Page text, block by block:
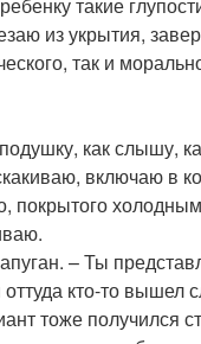
из укрытия,
так и
как слышу,
включаю в
покрытого
– Ты
оттуда кто-то
тоже получился